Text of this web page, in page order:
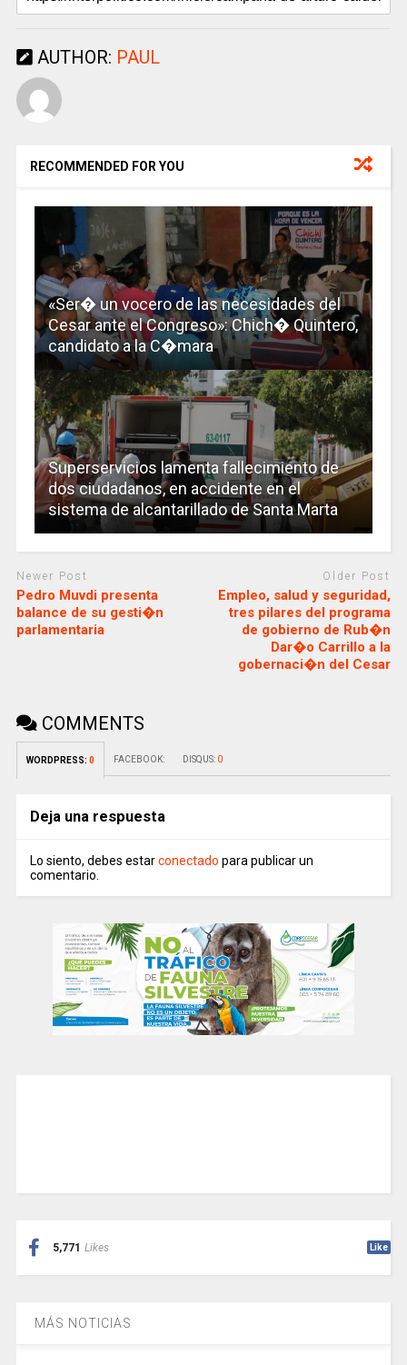
AUTHOR: PAUL
RECOMMENDED FOR YOU
«Ser� un vocero de las necesidades del
Cesar ante el Congreso»: Chich� Quintero,
candidato a la C�mara
Superservicios lamenta fallecimiento de
dos ciudadanos, en accidente en el
sistema de alcantarillado de Santa Marta
Newer Post
Pedro Muvdi presenta
balance de su gesti�n
parlamentaria
Older Post
Empleo, salud y seguridad,
tres pilares del programa
de gobierno de Rub�n
Dar�o Carrillo a la
gobernaci�n del Cesar
COMMENTS
WORDPRESS: 0 FACEBOOK: DISQUS: 0
Deja una respuesta
Lo siento, debes estarconectado para publicar un
comentario.
5,771 Likes Like
MÁS NOTICIAS